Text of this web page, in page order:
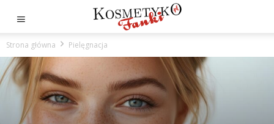
Strona główna Pielęgnacja